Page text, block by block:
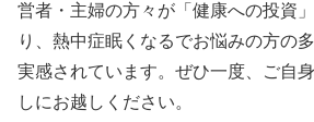
営者・主婦の方々が「健康への投資
り、熱中症眠くなるでお悩みの方の
実感されています。ぜひ一度、ご自
しにお越しください。